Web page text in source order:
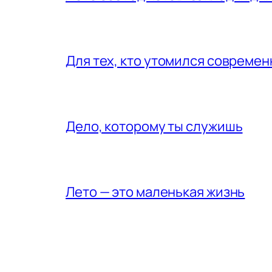
Для тех, кто утомился
Дело, которому ты служишь
Лето — это маленькая жизнь